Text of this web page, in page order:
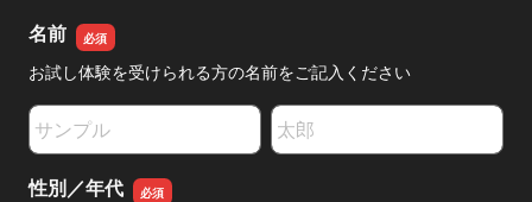
名前
お試し体験を受けられる方の名前をご記入ください
名前の姓 名前の名
性別／年代